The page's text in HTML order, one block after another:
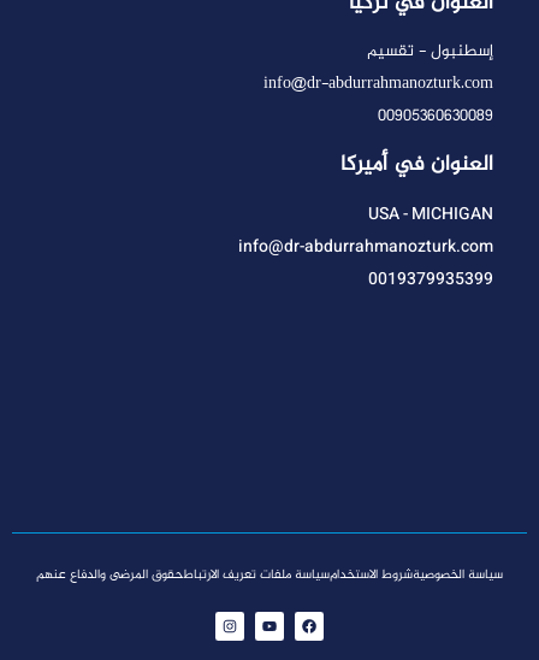
إسطنبول - تقسيم
info@dr-abdurrahmanozturk.com
00905360630089
العنوان في أميركا
USA - MICHIGAN
info@dr-abdurrahmanozturk.com
0019379935399
سياسة الخصوصيةشروط الاستخدامسياسة ملفات تعريف الارتباطحقوق المرضى والدفاع عنهم